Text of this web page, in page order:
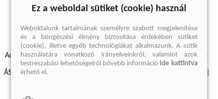
A keresett kifejezésre nincs találat
Adatvédelmi szabályzatok Elállási felmondási nyilatkozat
ÁSZF - Vásárlási feltételek
Ez a weboldal sütiket (cookie) használ
Weboldalunk tartalmának személyre szabott megjelenítése
és a böngészési élmény biztosítása érdekében sütiket
(cookie), illetve egyéb technológiákat alkalmazunk. A sütik
használatára vonatkozó irányelveinkről, valamint azok
testreszabási lehetőségeiről bővebb információide kattintva
érhető el.